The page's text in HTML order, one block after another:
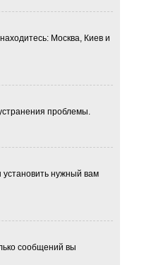
Москва, Киев и
проблемы.
нужный вам
сообщений вы